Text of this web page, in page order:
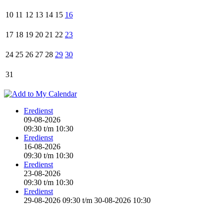
10 11 12 13 14 15 16
17 18 19 20 21 22 23
24 25 26 27 28 29 30
31
Eredienst
09-08-2026
09:30 t/m 10:30
Eredienst
16-08-2026
09:30 t/m 10:30
Eredienst
23-08-2026
09:30 t/m 10:30
Eredienst
29-08-2026 09:30 t/m 30-08-2026 10:30